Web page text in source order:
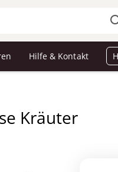
Hilfe & Kontakt
Kräuter